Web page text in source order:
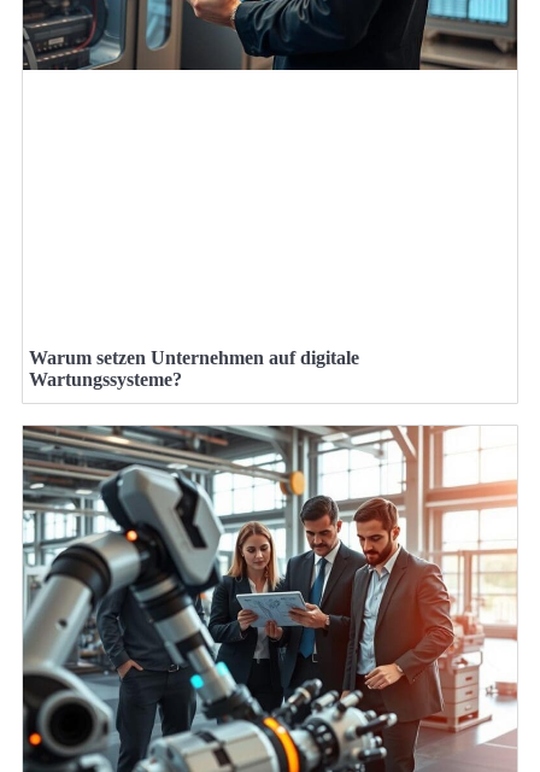
Warum setzen Unternehmen auf digitale
Wartungssysteme?